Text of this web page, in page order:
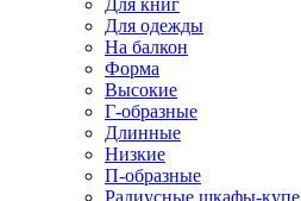
Для книг
Для одежды
На балкон
Форма
Высокие
Г-образные
Длинные
Низкие
П-образные
Радиусные шкафы-купе